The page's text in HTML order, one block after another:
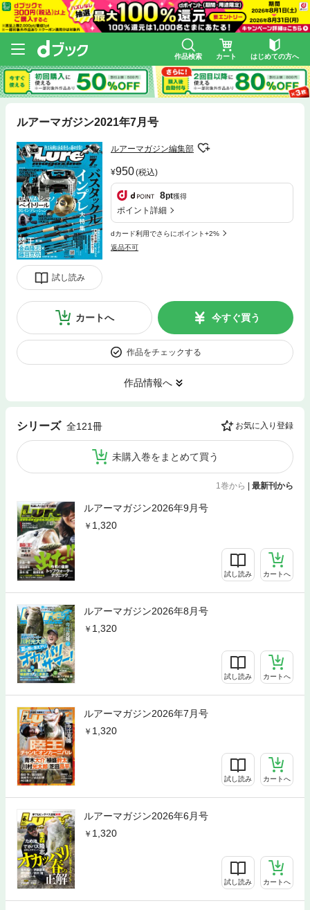
作品検索 カート はじめての方へ
ルアーマガジン2021年7月号
試し読み
ルアーマガジン編集部
950(税込)
8pt獲得
ポイント詳細
dカード利用でさらにポイント+2%
返品不可
カートへ 今すぐ買う
作品をチェックする
作品情報へ
シリーズ 全121冊 お気に入り登録
未購入巻をまとめて買う
1巻から 最新刊から
ルアーマガジン2026年9月号
1,320
試し読み カートへ
ルアーマガジン2026年8月号
1,320
試し読み カートへ
ルアーマガジン2026年7月号
1,320
試し読み カートへ
ルアーマガジン2026年6月号
1,320
試し読み カートへ